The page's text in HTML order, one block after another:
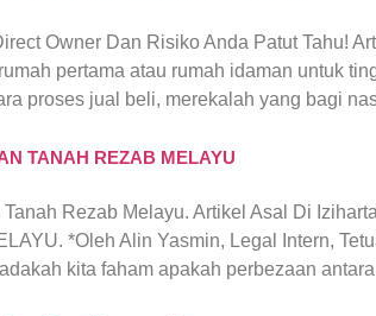
Owner Dan Risiko Anda Patut Tahu!
pertama atau rumah idaman untuk
proses jual beli, merekalah yang bagi
TANAH REZAB MELAYU
Tanah Rezab Melayu. Artikel Asal Di
*Oleh Alin Yasmin, Legal Intern,
kita faham apakah perbezaan